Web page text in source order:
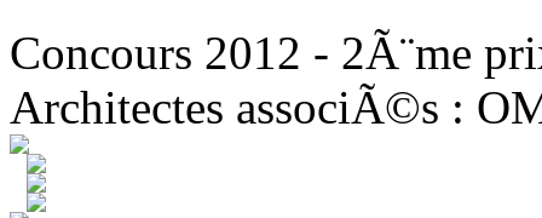
Concours 2012 - 2Ã¨me
Architectes associÃ©s :